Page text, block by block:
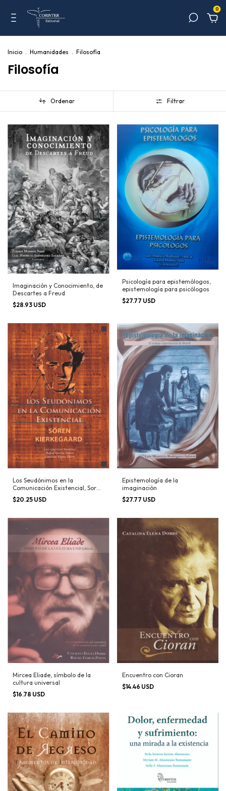
0
Inicio . Humanidades . Filosofía
Filosofía
Ordenar Filtrar
Imaginación y Conocimiento, de
Descartes a Freud
$28.93 USD
Psicología para epistemólogos,
epistemología para psicólogos
$27.77 USD
Los Seudónimos en la
Comunicación Existencial, Soren
Kierkegaard
$20.25 USD
Epistemología de la
imaginación
$27.77 USD
Mircea Eliade, símbolo de la
cultura universal
$16.78 USD
Encuentro con Cioran
$14.46 USD